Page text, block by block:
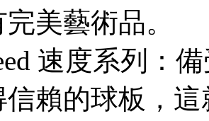
美藝術品。
速度系列：
賴的球板，這